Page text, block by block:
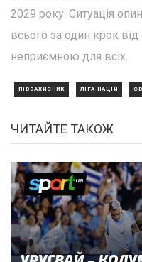
2029 року. Ситуація
всього за один крок
неприємною для всіх.
ПІВЗАХИСНИК ЛІГА НАЦІЙ
ЧИТАЙТЕ ТАКОЖ